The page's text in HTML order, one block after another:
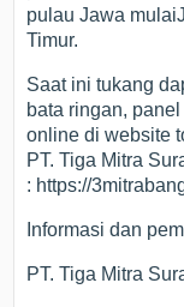
pulau Jawa
Timur.
Saat ini tukang
bata ringan,
online di website
PT. Tiga Mitra
: https://
Informasi dan
PT. Tiga Mitra